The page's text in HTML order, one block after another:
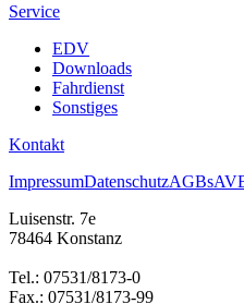
Service
EDV
Downloads
Fahrdienst
Sonstiges
Kontakt
ImpressumDatenschutzAGBs
Luisenstr. 7e
78464 Konstanz
Tel.: 07531/8173-0
Fax.: 07531/8173-99